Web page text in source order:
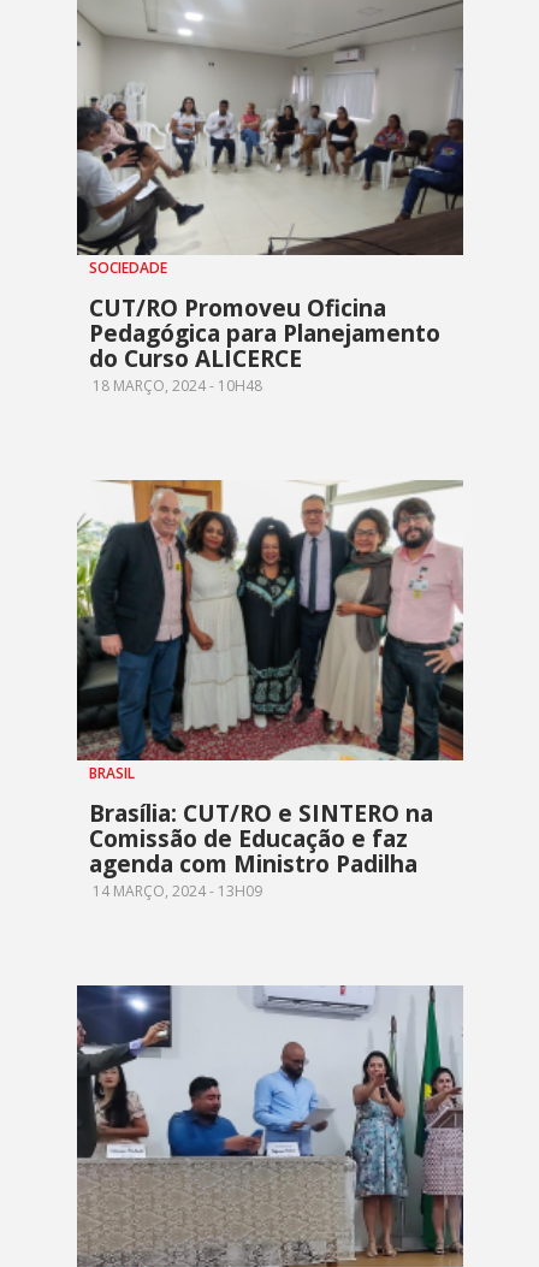
SOCIEDADE
CUT/RO Promoveu Oficina
Pedagógica para Planejamento
do Curso ALICERCE
18 MARÇO, 2024 - 10H48
BRASIL
Brasília: CUT/RO e SINTERO na
Comissão de Educação e faz
agenda com Ministro Padilha
14 MARÇO, 2024 - 13H09